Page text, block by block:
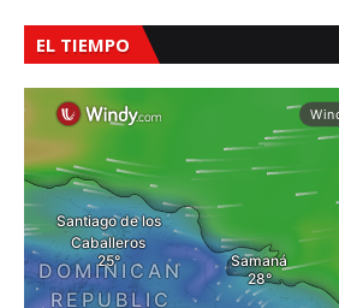
EL TIEMPO